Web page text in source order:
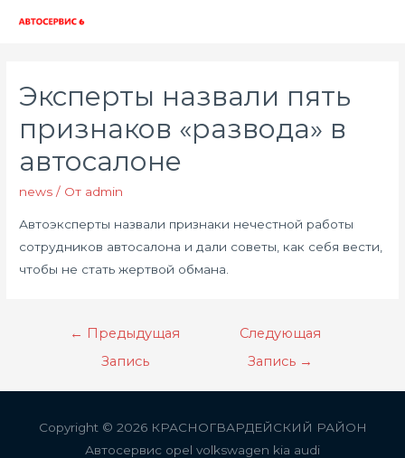
Эксперты назвали пять
признаков «развода» в
автосалоне
news / От admin
Автоэксперты назвали признаки нечестной работы
сотрудников автосалона и дали советы, как себя вести,
чтобы не стать жертвой обмана.
Навигация
записям
← Предыдущая
Запись
Следующая
Запись →
Copyright © 2026 КРАСНОГВАРДЕЙСКИЙ РАЙОН
Автосервис opel volkswagen kia audi